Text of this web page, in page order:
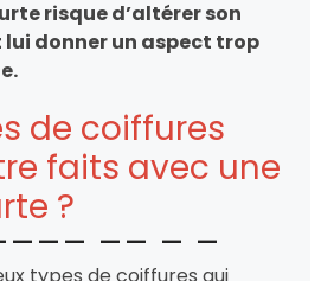
risque d’altérer son
donner un aspect trop
de coiffures
faits avec une
?